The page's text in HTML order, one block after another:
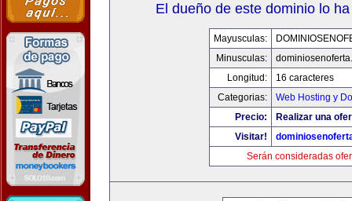
El dueño de este dominio lo
Mayusculas:
Minusculas:
Longitud:
16 caracteres
Categorias:
Web Hosting y
Precio:
Realizar una
Visitar!
Serán consideradas